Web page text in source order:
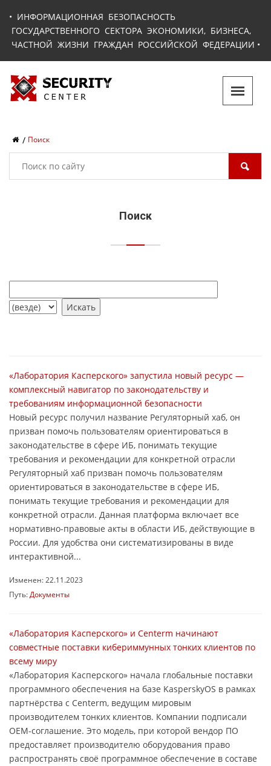
• ИНФОРМАЦИОННАЯ БЕЗОПАСНОСТЬ
ГОСУДАРСТВЕННОГО СЕКТОРА ЭКОНОМИКИ, БИЗНЕСА,
ЧАСТНОЙ ЖИЗНИ ГРАЖДАН РОССИЙСКОЙ ФЕДЕРАЦИИ •
Поиск
Поиск
«Лаборатория Касперского» запустила новый ресурс —
комплексный навигатор по законодательству и
требованиям информационной безопасности
Новый ресурс получил название Регуляторный хаб, он
призван помочь пользователям ориентироваться в
законодательстве в сфере ИБ, понимать текущие
требования и рекомендации для конкретной отрасли
Регуляторный хаб призван помочь пользователям
ориентироваться в законодательстве в сфере ИБ,
понимать текущие требования и рекомендации для
конкретной отрасли. Данная платформа включает все
нормативно-правовые акты в области ИБ, действующие в
России. Для удобства они систематизированы в виде
интерактивной...
Изменен: 22.11.2023
Путь: Документы
«Лаборатория Касперского» и Centerm начинают
совместные поставки кибериммунных тонких клиентов по
всему миру
«Лаборатория Касперского» начала глобальные поставки
программного обеспечения на базе KasperskyOS в рамках
партнёрства с Centerm, ведущим мировым
производителем тонких клиентов. Компании подписали
OEM-соглашение. Это модель, при которой вендор ПО
предоставляет производителю оборудования право
распространять своё программное обеспечение в составе